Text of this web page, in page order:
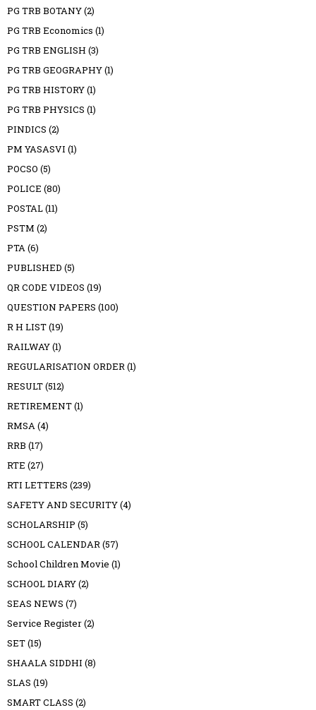
PG TRB BOTANY(2)
PG TRB Economics (1)
PG TRB ENGLISH (3)
PG TRB GEOGRAPHY(1)
PG TRB HISTORY(1)
PG TRB PHYSICS (1)
PINDICS (2)
PM YASASVI (1)
POCSO (5)
POLICE (80)
POSTAL(11)
PSTM (2)
PTA(6)
PUBLISHED (5)
QR CODE VIDEOS (19)
QUESTION PAPERS (100)
R H LIST(19)
RAILWAY(1)
REGULARISATION ORDER(1)
RESULT(512)
RETIREMENT(1)
RMSA(4)
RRB (17)
RTE (27)
RTI LETTERS (239)
SAFETY AND SECURITY(4)
SCHOLARSHIP (5)
SCHOOL CALENDAR(57)
School Children Movie (1)
SCHOOL DIARY(2)
SEAS NEWS (7)
Service Register(2)
SET(15)
SHAALA SIDDHI (8)
SLAS (19)
SMART CLASS (2)